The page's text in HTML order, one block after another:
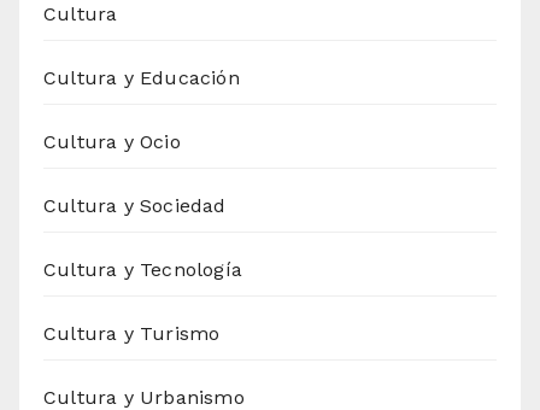
Cultura
Cultura y Educación
Cultura y Ocio
Cultura y Sociedad
Cultura y Tecnología
Cultura y Turismo
Cultura y Urbanismo